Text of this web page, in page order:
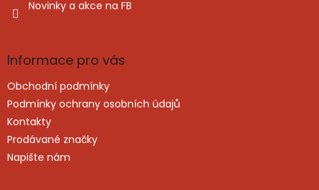
Novinky a akce na FB
Informace pro vás
Obchodní podmínky
Podmínky ochrany osobních údajů
Kontakty
Prodávané značky
Napište nám